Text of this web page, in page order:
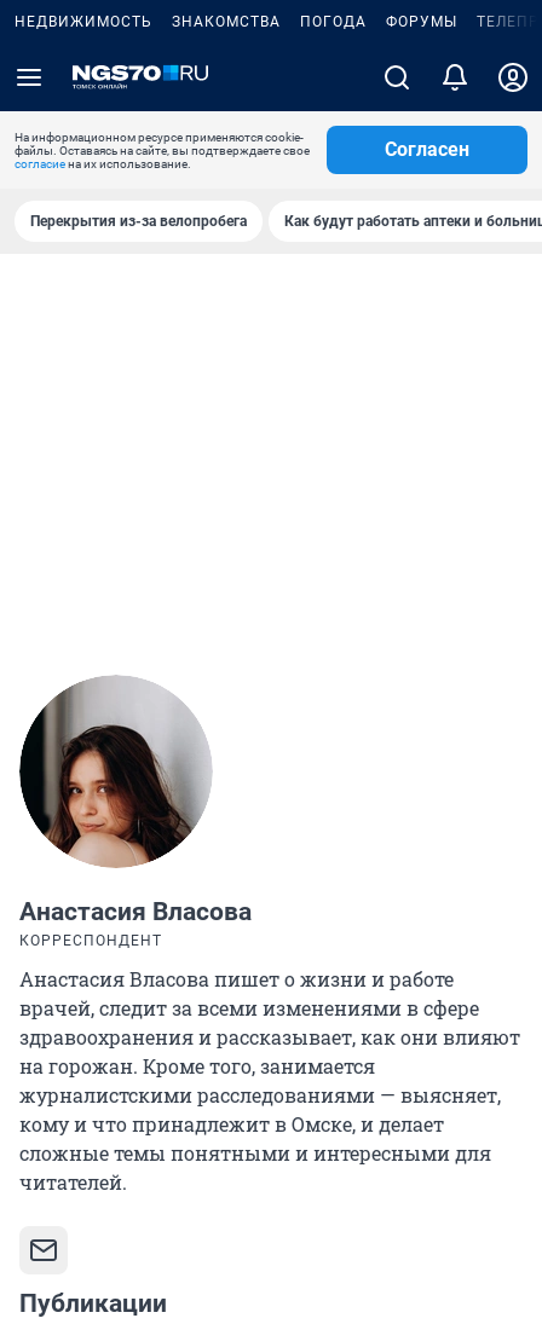
НЕДВИЖИМОСТЬ ЗНАКОМСТВА ПОГОДА ФОРУМЫ
На информационном ресурсе применяются cookie-
файлы. Оставаясь на сайте, вы подтверждаете свое
согласиена их использование.
Согласен
Перекрытия из-за велопробега Как будут работать аптеки и
Анастасия Власова
КОРРЕСПОНДЕНТ
Анастасия Власова пишет о жизни и работе
врачей, следит за всеми изменениями в сфере
здравоохранения и рассказывает, как они влияют
на горожан. Кроме того, занимается
журналистскими расследованиями — выясняет,
кому и что принадлежит в Омске, и делает
сложные темы понятными и интересными для
читателей.
Публикации